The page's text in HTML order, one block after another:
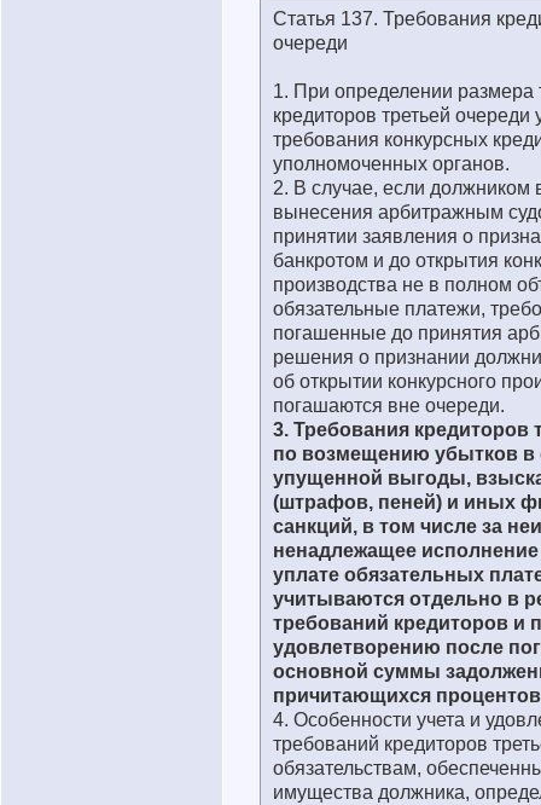
Статья 137. Требования
очереди
1. При определении размера
кредиторов третьей очереди
требования конкурсных
уполномоченных органов.
2. В случае, если должником
вынесения арбитражным
принятии заявления о
банкротом и до открытия
производства не в полном
обязательные платежи,
погашенные до принятия
решения о признании
об открытии конкурсного
погашаются вне очереди.
3. Требования кредиторов
по возмещению убытков
упущенной выгоды,
(штрафов, пеней) и иных
санкций, в том числе за
ненадлежащее
уплате обязательных
учитываются отдельно в
требований кредиторов и
удовлетворению после
основной суммы
причитающихся
4. Особенности учета и
требований кредиторов
обязательствам,
имущества должника,